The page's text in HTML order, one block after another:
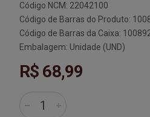
Código NCM: 22042100
Código de Barras do Produto:
Código de Barras da Caixa:
Embalagem: Unidade (UND)
R$ 68,99